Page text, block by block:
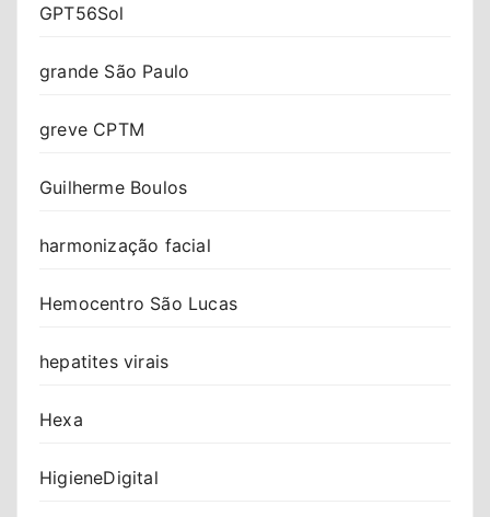
GPT56Sol
grande São Paulo
greve CPTM
Guilherme Boulos
harmonização facial
Hemocentro São Lucas
hepatites virais
Hexa
HigieneDigital